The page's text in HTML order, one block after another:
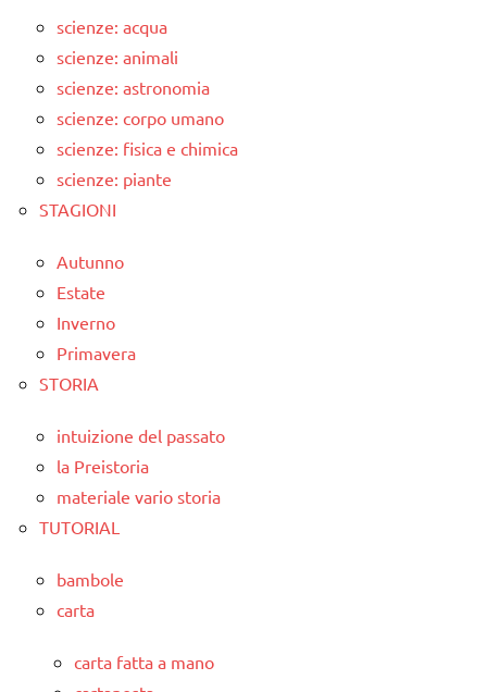
scienze: acqua
scienze: animali
scienze: astronomia
scienze: corpo umano
scienze: fisica e chimica
scienze: piante
STAGIONI
Autunno
Estate
Inverno
Primavera
STORIA
intuizione del passato
la Preistoria
materiale vario storia
TUTORIAL
bambole
carta
carta fatta a mano